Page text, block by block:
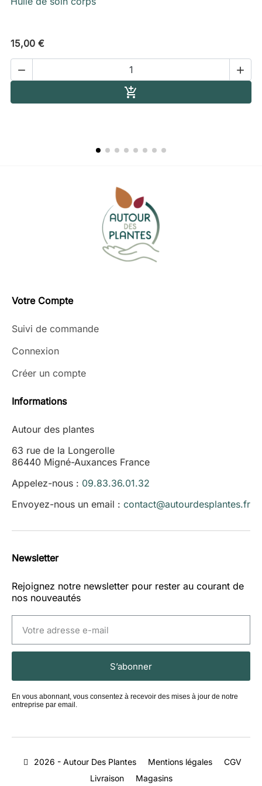
15,00 €
 

Votre Compte
Suivi de commande
Connexion
Créer un compte
Informations
Autour des plantes
63 rue de la Longerolle
86440 Migné-Auxances France
Appelez-nous : 09.83.36.01.32
Envoyez-nous un email : contact@autourdesplantes.fr
Newsletter
Rejoignez notre newsletter pour rester au courant de
nos nouveautés
S’abonner
En vous abonnant, vous consentez à recevoir des mises à jour de notre
entreprise par email.
2026 - Autour Des Plantes Mentions légales
CGV
Livraison
Magasins